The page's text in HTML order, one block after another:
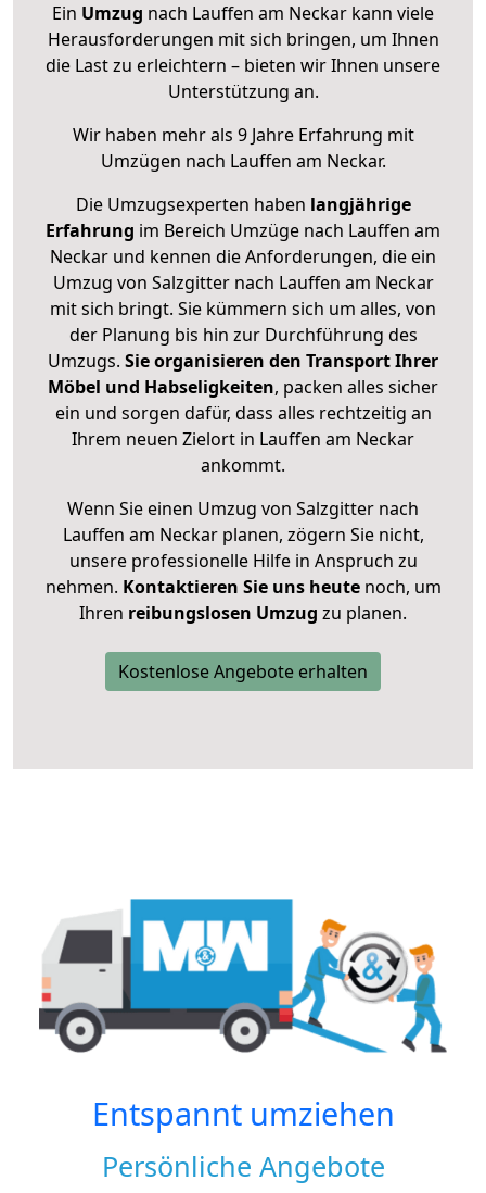
Ein Umzug nach Lauffen am Neckar kann viele
Herausforderungen mit sich bringen, um Ihnen
die Last zu erleichtern – bieten wir Ihnen unsere
Unterstützung an.
Wir haben mehr als 9 Jahre Erfahrung mit
Umzügen nach Lauffen am Neckar.
Die Umzugsexperten haben langjährige
Erfahrung im Bereich Umzüge nach Lauffen am
Neckar und kennen die Anforderungen, die ein
Umzug von Salzgitter nach Lauffen am Neckar
mit sich bringt. Sie kümmern sich um alles, von
der Planung bis hin zur Durchführung des
Umzugs. Sie organisieren den Transport Ihrer
Möbel und Habseligkeiten, packen alles sicher
ein und sorgen dafür, dass alles rechtzeitig an
Ihrem neuen Zielort in Lauffen am Neckar
ankommt.
Wenn Sie einen Umzug von Salzgitter nach
Lauffen am Neckar planen, zögern Sie nicht,
unsere professionelle Hilfe in Anspruch zu
nehmen. Kontaktieren Sie uns heutenoch, um
Ihren reibungslosen Umzug zu planen.
Kostenlose Angebote erhalten
Entspannt umziehen
Persönliche Angebote